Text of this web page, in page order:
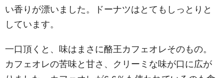
い香りが漂いました。ドーナツはとてもしっとりと
しています。
一口頂くと、味はまさに酪王カフェオレそのもの。
カフェオレの苦味と甘さ、クリーミな味が口に広が